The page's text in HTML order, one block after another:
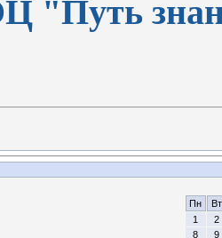
"Путь
Пн
Вт
1
2
8
9